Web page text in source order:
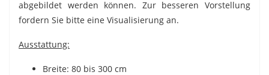
abgebildet werden können. Zur besseren Vorstellung
fordern Sie bitte eine Visualisierung an.
Ausstattung:
Breite: 80 bis 300 cm